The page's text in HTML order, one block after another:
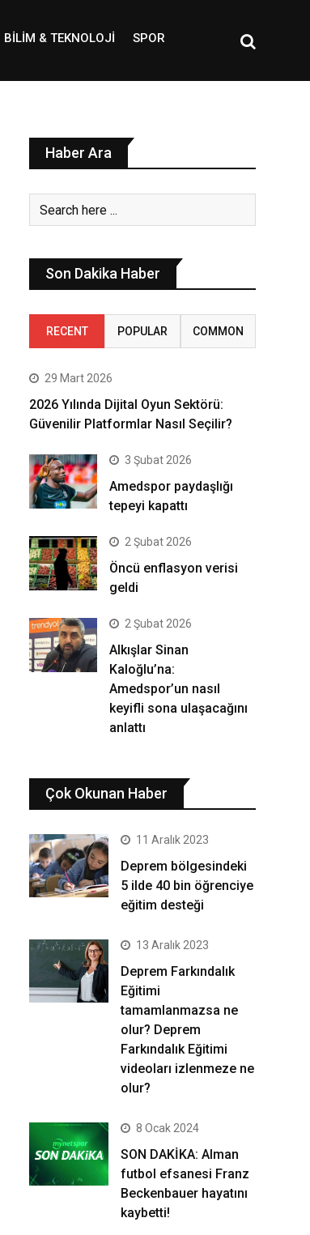
BILIM & TEKNOLOJI SPOR
Haber Ara
Son Dakika Haber
RECENT POPULAR COMMON
29 Mart 2026
2026 Yılında Dijital Oyun Sektörü:
Güvenilir Platformlar Nasıl Seçilir?
3 Şubat 2026
Amedspor paydaşlığı
tepeyi kapattı
2 Şubat 2026
Öncü enflasyon verisi
geldi
2 Şubat 2026
Alkışlar Sinan
Kaloğlu’na:
Amedspor’un nasıl
keyifli sona ulaşacağını
anlattı
Çok Okunan Haber
11 Aralık 2023
Deprem bölgesindeki
5 ilde 40 bin öğrenciye
eğitim desteği
13 Aralık 2023
Deprem Farkındalık
Eğitimi
tamamlanmazsa ne
olur? Deprem
Farkındalık Eğitimi
videoları izlenmeze ne
olur?
8 Ocak 2024
SON DAKİKA: Alman
futbol efsanesi Franz
Beckenbauer hayatını
kaybetti!